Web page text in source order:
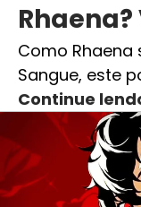
Como Rhaena
Sangue, este
Continue